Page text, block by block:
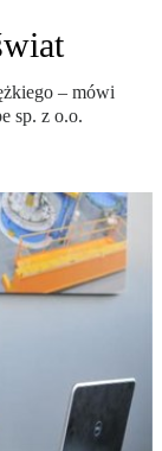
– mówi
sp. z o.o.